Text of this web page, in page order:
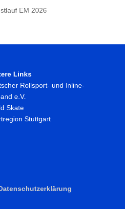
EM 2026
Links
Rollsport- und Inline-
e.V.
Skate
Stuttgart